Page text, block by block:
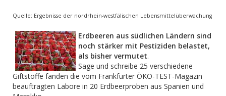
Quelle: Ergebnisse der nordrhein-westfälischen Lebensmittelüberwachung
Erdbeeren aus südlichen Ländern sind
noch stärker mit Pestiziden belastet,
als bisher vermutet.
Sage und schreibe 25 verschiedene
Giftstoffe fanden die vom Frankfurter ÖKO-TEST-Magazin
beauftragten Labore in 20 Erdbeerproben aus Spanien und